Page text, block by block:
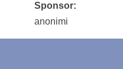
Sponsor:
anonimi